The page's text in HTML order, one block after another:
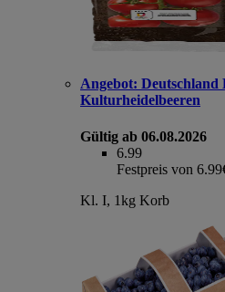
Angebot: Deutschland
Kulturheidelbeeren
Gültig ab 06.08.2026
6.99
Festpreis von
Kl. I, 1kg Korb